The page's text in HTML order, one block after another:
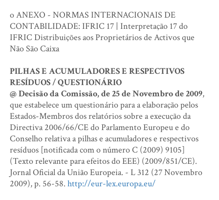
o ANEXO - NORMAS INTERNACIONAIS DE
CONTABILIDADE: IFRIC 17 | Interpretação 17 do
IFRIC Distribuições aos Proprietários de Activos que
Não São Caixa
PILHAS E ACUMULADORES E RESPECTIVOS
RESÍDUOS / QUESTIONÁRIO
@ Decisão da Comissão, de 25 de Novembro de 2009,
que estabelece um questionário para a elaboração pelos
Estados-Membros dos relatórios sobre a execução da
Directiva 2006/66/CE do Parlamento Europeu e do
Conselho relativa a pilhas e acumuladores e respectivos
resíduos [notificada com o número C (2009) 9105]
(Texto relevante para efeitos do EEE) (2009/851/CE).
Jornal Oficial da União Europeia. - L 312 (27 Novembro
2009), p. 56-58. http://eur-lex.europa.eu/